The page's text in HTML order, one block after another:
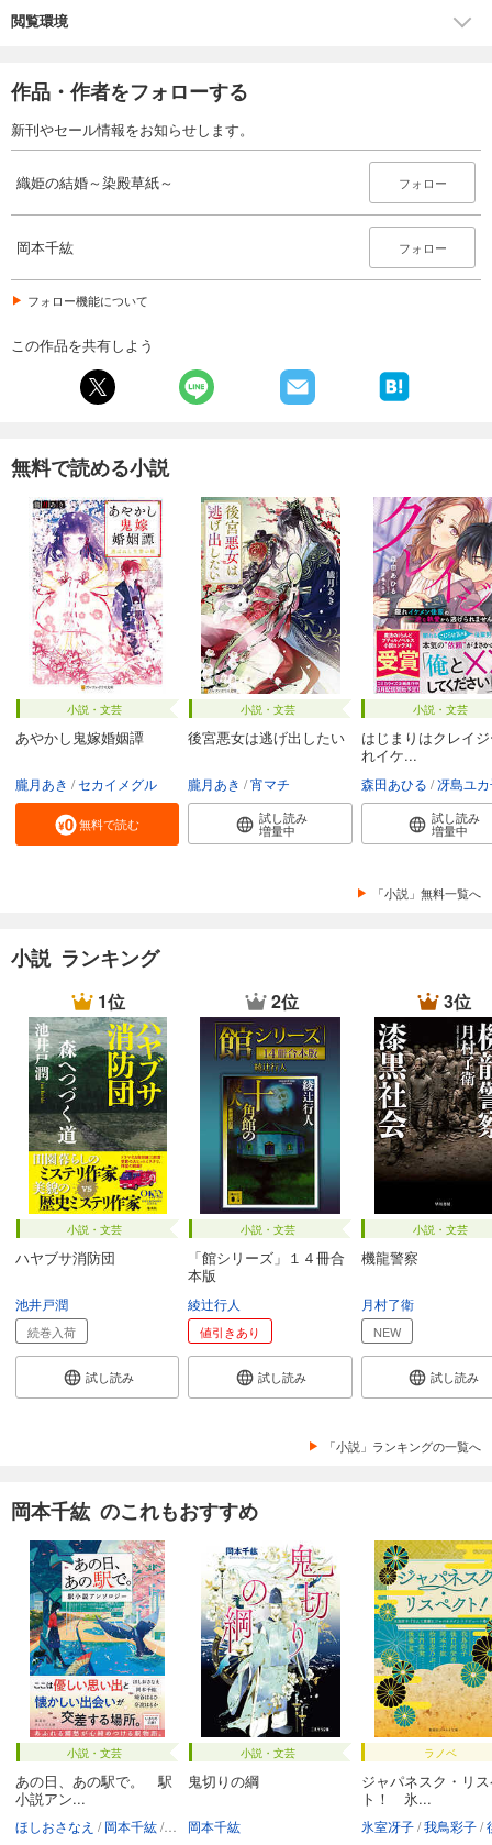
閲覧環境
作品・作者をフォローする
新刊やセール情報をお知らせします。
織姫の結婚～染殿草紙～ フォロー
岡本千紘 フォロー
フォロー機能について
この作品を共有しよう
無料で読める小説
小説・文芸
あやかし鬼嫁婚姻譚
朧月あき セカイメグル
無料で読む
小説・文芸
後宮悪女は逃げ出したい
朧月あき 宵マチ
試し読み
増量中
小説・文芸
はじまりはクレイ
れイケ...
森田あひる 冴島ユ
試し読み
増量中
「小説」無料一覧へ
小説 ランキング
1位
小説・文芸
ハヤブサ消防団
池井戸潤
続巻入荷
試し読み
2位
小説・文芸
「館シリーズ」１４冊合
本版
綾辻行人
値引きあり
試し読み
3位
小説・文芸
機龍警察
月村了衛
NEW
試し読み
「小説」ランキングの一覧へ
岡本千紘 のこれもおすすめ
小説・文芸
あの日、あの駅で。 駅
小説アン...
ほしおさなえ 岡本千紘 崎谷はるひ
小説・文芸
鬼切りの綱
岡本千紘
ラノベ
ジャパネスク・リ
ト！ 氷...
氷室冴子 我鳥彩子 後